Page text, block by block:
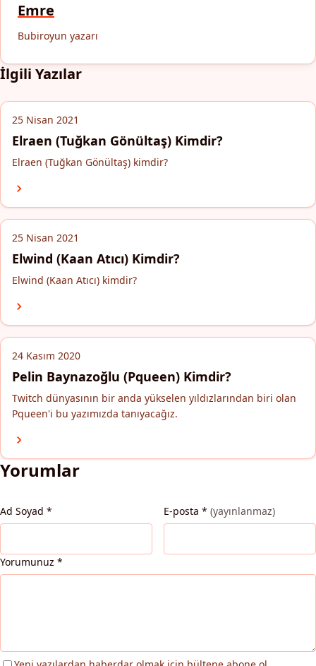
Emre
Bubiroyun yazarı
İlgili Yazılar
25 Nisan 2021
Elraen (Tuğkan Gönültaş) Kimdir?
Elraen (Tuğkan Gönültaş) kimdir?
25 Nisan 2021
Elwind (Kaan Atıcı) Kimdir?
Elwind (Kaan Atıcı) kimdir?
24 Kasım 2020
Pelin Baynazoğlu (Pqueen) Kimdir?
Twitch dünyasının bir anda yükselen yıldızlarından biri olan
Pqueen'i bu yazımızda tanıyacağız.
Yorumlar
Ad Soyad * E-posta * (yayınlanmaz)
Yorumunuz *